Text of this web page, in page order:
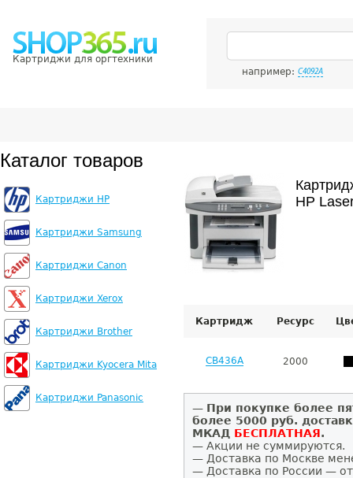
Картриджи для оргтехники
например: C4092A
Каталог товаров
Картриджи HP
Картриджи Samsung
Картриджи Canon
Картриджи Xerox
Картриджи Brother
Картриджи Kyocera Mita
Картриджи Panasonic
HP
Картридж Ресурс
CB436A 2000
— При покупке более
более 5000 руб.
МКАД БЕСПЛАТНАЯ.
— Акции не суммируются.
— Доставка по Москве
— Доставка по России —